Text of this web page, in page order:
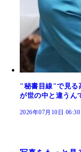
"秘書目線"で見る
が世の中と違うん
2026年07月10日 06:30